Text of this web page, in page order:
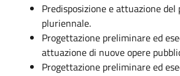
Predisposizione e attuazione del
pluriennale.
Progettazione preliminare ed
attuazione di nuove opere
Progettazione preliminare ed